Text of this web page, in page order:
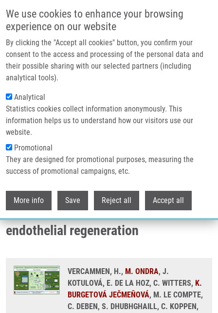
We use cookies to enhance your browsing
experience on our website
By clicking the "Accept all cookies" button, you confirm your
consent to the access and processing of the personal data and
their possible sharing with our selected partners (including
analytical tools).
Analytical
Statistics cookies collect information anonymously. This
information helps us to understand how our visitors use our
website.
Promotional
They are designed for promotional purposes, measuring the
success of promotional campaigns, etc.
More info Save Reject all Accept all
Header image
Drobečková navigace
Domů
"Keep On ROCKIn": Repurposed ROCK Inhibitors To Boost Corneal
Endothelial Regeneration
"Keep on ROCKIn": Repurposed ROCK
inhibitors to boost corneal
endothelial regeneration
VERCAMMEN, H., M. ONDRA, J.
KOTULOVÁ, E. DE LA HOZ, C. WITTERS, K.
BURGETOVÁ JEČMEŇOVÁ, M. LE COMPTE,
C. DEBEN, S. DHUBHGHAILL, C. KOPPEN,